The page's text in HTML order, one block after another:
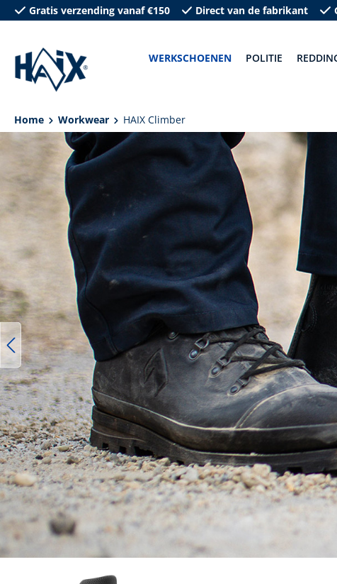
Ga naar de hoofdnavigatie
Gratis verzending vanaf €150 Direct van de fabrikant
WERKSCHOENEN POLITIE
Home Workwear
HAIX Climber
Afbeeldingengalerij overslaan